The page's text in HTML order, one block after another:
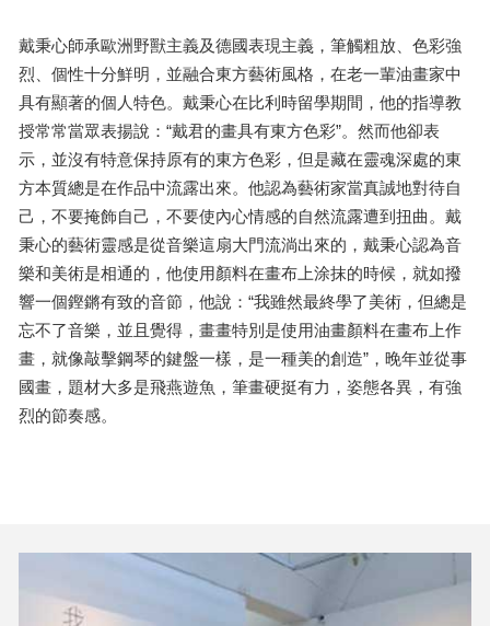
戴秉心師承歐洲野獸主義及德國表現主義，筆觸粗放、色彩強
烈、個性十分鮮明，並融合東方藝術風格，在老一輩油畫家中
具有顯著的個人特色。戴秉心在比利時留學期間，他的指導教
授常常當眾表揚說：“戴君的畫具有東方色彩”。然而他卻表
示，並沒有特意保持原有的東方色彩，但是藏在靈魂深處的東
方本質總是在作品中流露出來。他認為藝術家當真誠地對待自
己，不要掩飾自己，不要使內心情感的自然流露遭到扭曲。戴
秉心的藝術靈感是從音樂這扇大門流淌出來的，戴秉心認為音
樂和美術是相通的，他使用顏料在畫布上涂抹的時候，就如撥
響一個鏗鏘有致的音節，他說：“我雖然最終學了美術，但總是
忘不了音樂，並且覺得，畫畫特別是使用油畫顏料在畫布上作
畫，就像敲擊鋼琴的鍵盤一樣，是一種美的創造”，晚年並從事
國畫，題材大多是飛燕遊魚，筆畫硬挺有力，姿態各異，有強
烈的節奏感。